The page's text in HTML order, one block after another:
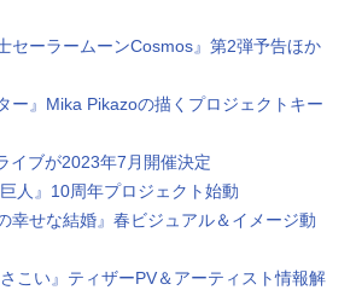
セーラームーンCosmos』第2弾予告ほか
ー』Mika Pikazoの描くプロジェクトキー
イブが2023年7月開催決定
人』10周年プロジェクト始動
幸せな結婚』春ビジュアル＆イメージ動
こい』ティザーPV＆アーティスト情報解